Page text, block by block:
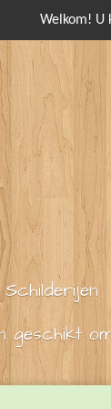
Welkom! U
Schilderijen
geschikt